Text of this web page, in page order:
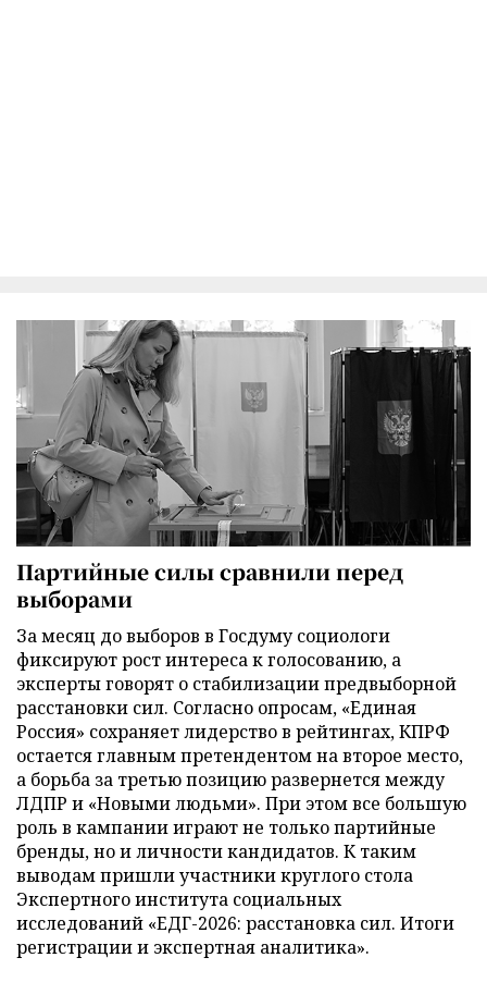
Партийные силы сравнили перед
выборами
За месяц до выборов в Госдуму социологи
фиксируют рост интереса к голосованию, а
эксперты говорят о стабилизации предвыборной
расстановки сил. Согласно опросам, «Единая
Россия» сохраняет лидерство в рейтингах, КПРФ
остается главным претендентом на второе место,
а борьба за третью позицию развернется между
ЛДПР и «Новыми людьми». При этом все большую
роль в кампании играют не только партийные
бренды, но и личности кандидатов. К таким
выводам пришли участники круглого стола
Экспертного института социальных
исследований «ЕДГ-2026: расстановка сил. Итоги
регистрации и экспертная аналитика».